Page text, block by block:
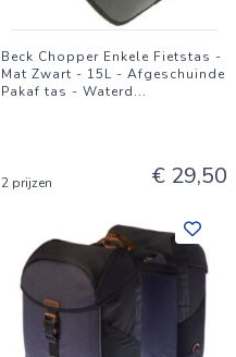
Beck Chopper Enkele Fietstas -
Mat Zwart - 15L - Afgeschuinde
Pakaf tas - Waterd...
2 prijzen € 29,50